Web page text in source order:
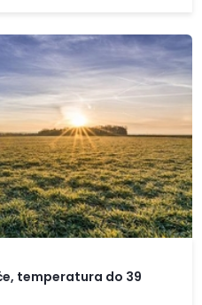
temperatura do 39